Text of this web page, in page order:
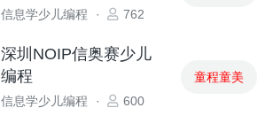
信息学少儿编程 · 762
深圳NOIP信奥赛少儿
编程
信息学少儿编程 · 600
童程童美